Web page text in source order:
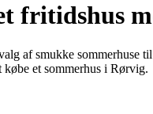
fritidshus
af smukke
et sommerhus i Rørvig.